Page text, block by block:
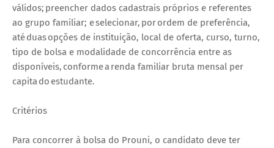
válidos; preencher dados cadastrais próprios e referentes
ao grupo familiar; e selecionar, por ordem de preferência,
até duas opções de instituição, local de oferta, curso, turno,
tipo de bolsa e modalidade de concorrência entre as
disponíveis, conforme a renda familiar bruta mensal per
capita do estudante.
Critérios
Para concorrer à bolsa do Prouni, o candidato deve ter